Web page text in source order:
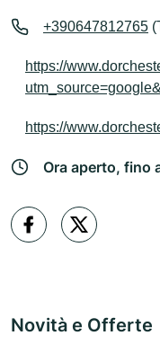
+390647812765
https://
https://
Ora aperto, fino
Novità e Offerte